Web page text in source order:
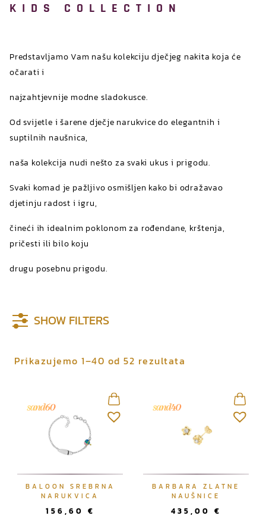
KIDS COLLECTION
Predstavljamo Vam našu kolekciju dječjeg nakita koja će
očarati i
najzahtjevnije modne sladokusce.
Od svijetle i šarene dječje narukvice do elegantnih i
suptilnih naušnica,
naša kolekcija nudi nešto za svaki ukus i prigodu.
Svaki komad je pažljivo osmišljen kako bi odražavao
djetinju radost i igru,
čineći ih idealnim poklonom za rođendane, krštenja,
pričesti ili bilo koju
drugu posebnu prigodu.
SHOW FILTERS
Prikazujemo 1–40 od 52 rezultata
a
p
o
n
a
BALOON SREBRNA
NARUKVICA
156,60 €
BARBARA ZLATNE
NAUŠNICE
435,00 €